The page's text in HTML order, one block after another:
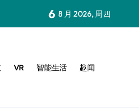
6 8 月 2026, 周四
VR 智能生活 趣闻